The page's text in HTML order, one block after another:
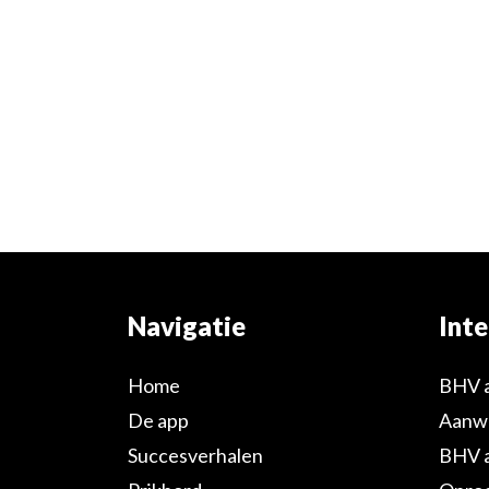
Navigatie
Home
De app
Succesverhalen
BHV
BHV